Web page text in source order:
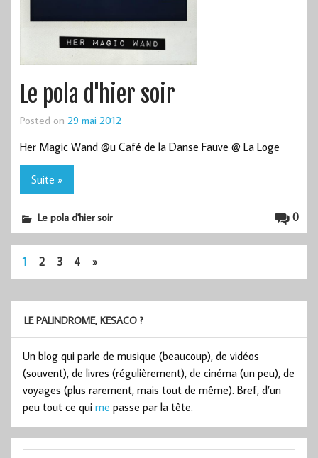
Le pola d'hier soir
Posted on 29 mai 2012
Her Magic Wand @u Café de la Danse Fauve @ La Loge
Suite »
0
Le pola d'hier soir
1 2 3 4 »
LE PALINDROME, KESACO ?
Un blog qui parle de musique (beaucoup), de vidéos
(souvent), de livres (régulièrement), de cinéma (un peu), de
voyages (plus rarement, mais tout de même). Bref, d’un
peu tout ce qui me passe par la tête.